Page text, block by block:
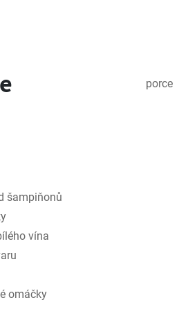
porce
šampiňonů
vína
omáčky